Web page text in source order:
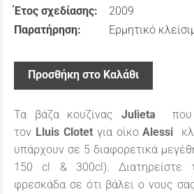
Έτος σχεδίασης:
2009
Παρατήρηση:
Ερμητικό
Προσθήκη στο Καλάθι
Τα βάζα κουζίνας Julieta
τον Lluis Clotet για οίκο Alessi
υπάρχουν σε 5 διαφορετικά
150 cl & 300cl). Διατηρείστε
φρεσκάδα σε ότι βάλει ο νους